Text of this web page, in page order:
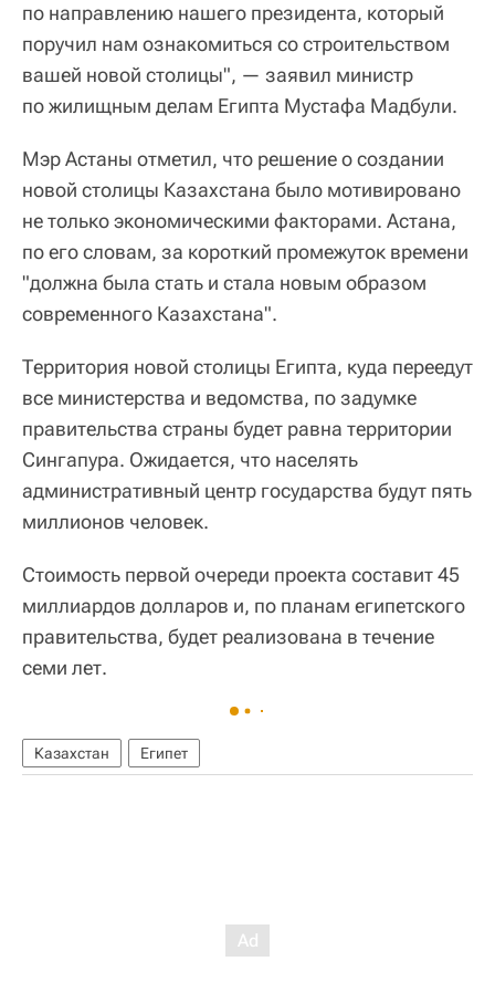
по направлению нашего президента, который
поручил нам ознакомиться со строительством
вашей новой столицы", — заявил министр
по жилищным делам Египта Мустафа Мадбули.
Мэр Астаны отметил, что решение о создании
новой столицы Казахстана было мотивировано
не только экономическими факторами. Астана,
по его словам, за короткий промежуток времени
"должна была стать и стала новым образом
современного Казахстана".
Территория новой столицы Египта, куда переедут
все министерства и ведомства, по задумке
правительства страны будет равна территории
Сингапура. Ожидается, что населять
административный центр государства будут пять
миллионов человек.
Стоимость первой очереди проекта составит 45
миллиардов долларов и, по планам египетского
правительства, будет реализована в течение
семи лет.
Казахстан Египет